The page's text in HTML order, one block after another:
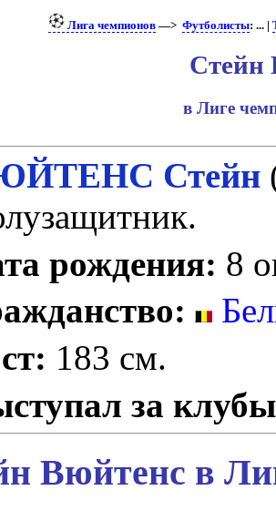
Лига чемпионов —>Футболисты: ... |
Стейн
в Лиге
Стейн
рождения: 8
183 см.
за
Вюйтенс в